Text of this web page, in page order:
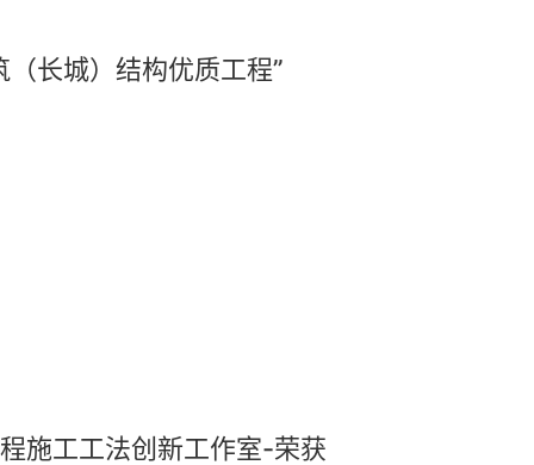
长城）结构优质工程”
施工工法创新工作室-荣获